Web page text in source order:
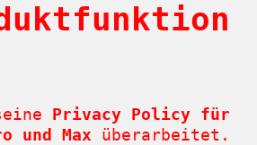
Privacy Policy für
und Max überarbeitet.